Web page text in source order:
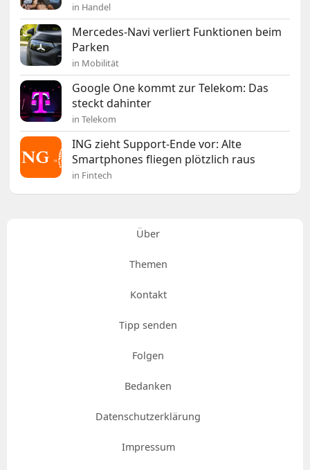
in Handel
Mercedes-Navi verliert Funktionen beim
Parken
in Mobilität
Google One kommt zur Telekom: Das
steckt dahinter
in Telekom
ING zieht Support-Ende vor: Alte
Smartphones fliegen plötzlich raus
in Fintech
Über
Themen
Kontakt
Tipp senden
Folgen
Bedanken
Datenschutzerklärung
Impressum